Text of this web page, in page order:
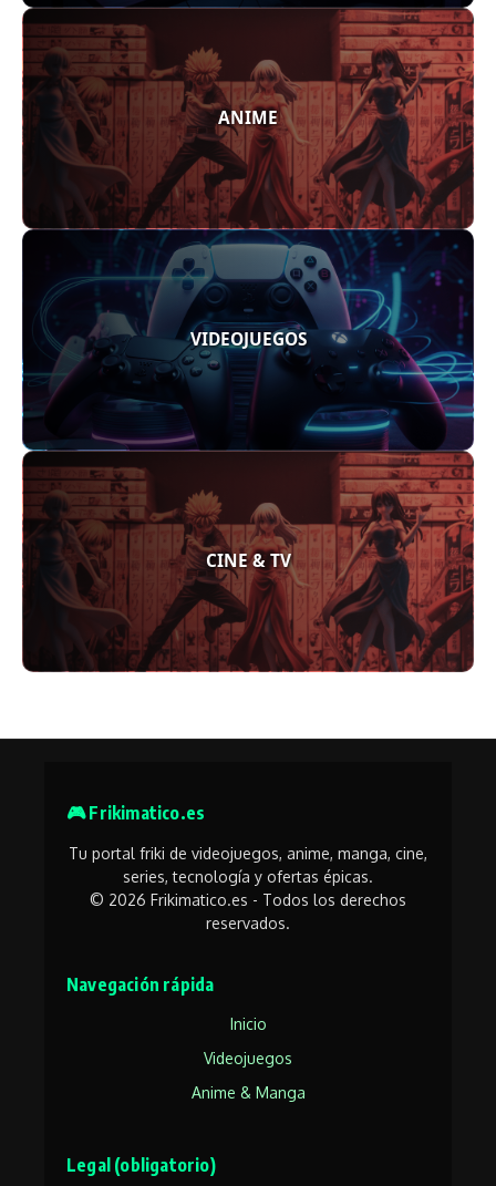
ANIME
VIDEOJUEGOS
CINE & TV
🎮 Frikimatico.es
Tu portal friki de videojuegos, anime, manga, cine,
series, tecnología y ofertas épicas.
© 2026 Frikimatico.es - Todos los derechos
reservados.
Navegación rápida
Inicio
Videojuegos
Anime & Manga
Legal (obligatorio)